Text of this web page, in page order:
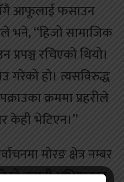
आफूलाई फसाउन
भने, “हिजो सामाजिक
रचिएको थियो।
गरेको हो। त्यसविरुद्ध
क्रममा प्रहरीले
केही भेटिएन।”
मोरङ क्षेत्र नम्बर
चुनावी अभियानका